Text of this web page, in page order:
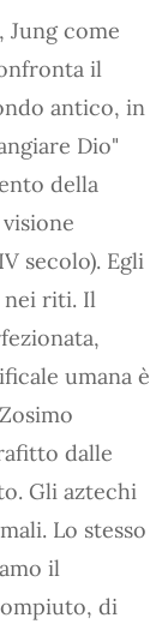
Jung come
il
antico, in
Dio"
della
secolo). Egli
nei riti. Il
umana è
dalle
Gli aztechi
Lo stesso
il
di